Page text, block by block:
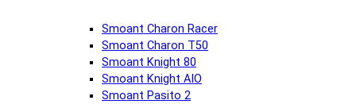
Smoant Charon Racer
Smoant Charon T50
Smoant Knight 80
Smoant Knight AIO
Smoant Pasito 2